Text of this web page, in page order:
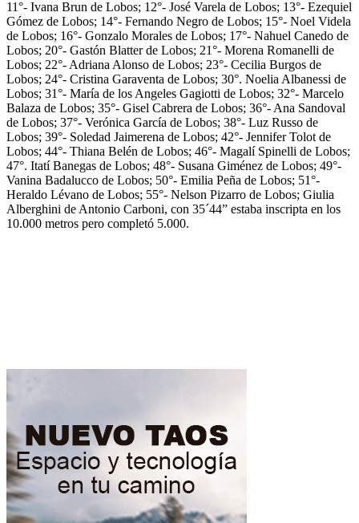
11°- Ivana Brun de Lobos; 12°- José Varela de Lobos; 13°- Ezequiel
Gómez de Lobos; 14°- Fernando Negro de Lobos; 15°- Noel Videla
de Lobos; 16°- Gonzalo Morales de Lobos; 17°- Nahuel Canedo de
Lobos; 20°- Gastón Blatter de Lobos; 21°- Morena Romanelli de
Lobos; 22°- Adriana Alonso de Lobos; 23°- Cecilia Burgos de
Lobos; 24°- Cristina Garaventa de Lobos; 30°. Noelia Albanessi de
Lobos; 31°- María de los Angeles Gagiotti de Lobos; 32°- Marcelo
Balaza de Lobos; 35°- Gisel Cabrera de Lobos; 36°- Ana Sandoval
de Lobos; 37°- Verónica García de Lobos; 38°- Luz Russo de
Lobos; 39°- Soledad Jaimerena de Lobos; 42°- Jennifer Tolot de
Lobos; 44°- Thiana Belén de Lobos; 46°- Magalí Spinelli de Lobos;
47°. Itatí Banegas de Lobos; 48°- Susana Giménez de Lobos; 49°-
Vanina Badalucco de Lobos; 50°- Emilia Peña de Lobos; 51°-
Heraldo Lévano de Lobos; 55°- Nelson Pizarro de Lobos; Giulia
Alberghini de Antonio Carboni, con 35´44” estaba inscripta en los
10.000 metros pero completó 5.000.